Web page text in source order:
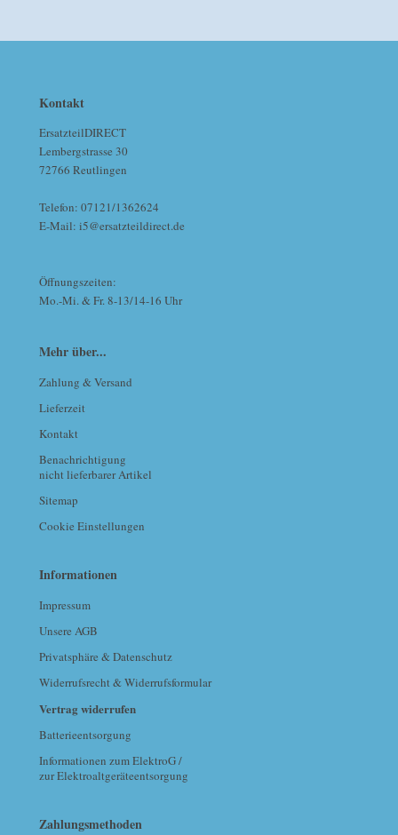
Kontakt
ErsatzteilDIRECT
Lembergstrasse 30
72766 Reutlingen
Telefon: 07121/1362624
E-Mail: i5@ersatzteildirect.de
Öffnungszeiten:
Mo.-Mi. & Fr. 8-13/14-16 Uhr
Mehr über...
Zahlung & Versand
Lieferzeit
Kontakt
Benachrichtigung
nicht lieferbarer Artikel
Sitemap
Cookie Einstellungen
Informationen
Impressum
Unsere AGB
Privatsphäre & Datenschutz
Widerrufsrecht & Widerrufsformular
Vertrag widerrufen
Batterieentsorgung
Informationen zum ElektroG /
zur Elektroaltgeräteentsorgung
Zahlungsmethoden